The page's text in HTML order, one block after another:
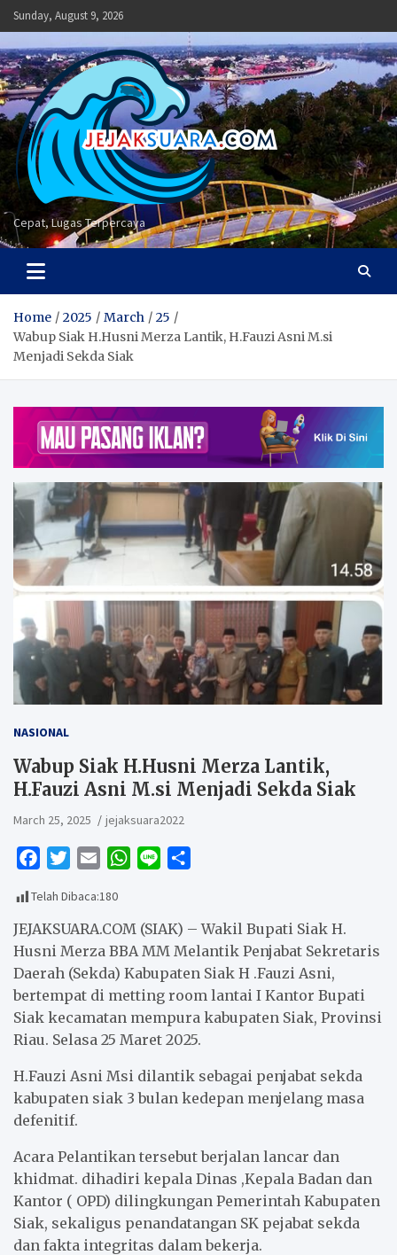
Skip
to
content
Sunday, August 9, 2026
Cepat, Lugas Terpercaya
Home 2025 March
25
Wabup Siak H.Husni Merza Lantik, H.Fauzi Asni M.si
Menjadi Sekda Siak
NASIONAL
Wabup Siak H.Husni Merza Lantik,
H.Fauzi Asni M.si Menjadi Sekda Siak
March 25, 2025 jejaksuara2022
c
e
b
o
o
k
i
t
t
e
r
a
i
l
W
t
s
A
p
p
e
r
e
Telah Dibaca:180
JEJAKSUARA.COM (SIAK) – Wakil Bupati Siak H.
Husni Merza BBA MM Melantik Penjabat Sekretaris
Daerah (Sekda) Kabupaten Siak H .Fauzi Asni,
bertempat di metting room lantai I Kantor Bupati
Siak kecamatan mempura kabupaten Siak, Provinsi
Riau. Selasa 25 Maret 2025.
H.Fauzi Asni Msi dilantik sebagai penjabat sekda
kabupaten siak 3 bulan kedepan menjelang masa
defenitif.
Acara Pelantikan tersebut berjalan lancar dan
khidmat. dihadiri kepala Dinas ,Kepala Badan dan
Kantor ( OPD) dilingkungan Pemerintah Kabupaten
Siak, sekaligus penandatangan SK pejabat sekda
dan fakta integritas dalam bekerja.